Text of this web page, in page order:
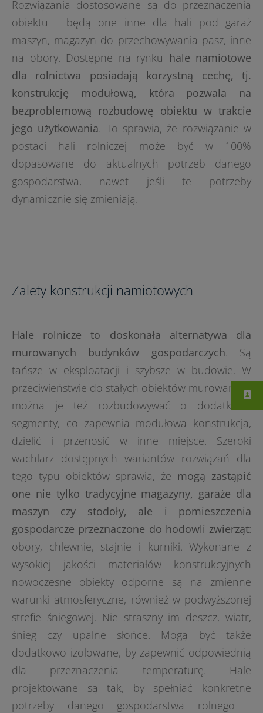
Rozwiązania dostosowane są do przeznaczenia
obiektu - będą one inne dla hali pod garaż
maszyn, magazyn do przechowywania pasz, inne
na obory. Dostępne na rynku hale namiotowe
dla rolnictwa posiadają korzystną cechę, tj.
konstrukcję modułową, która pozwala na
bezproblemową rozbudowę obiektu w trakcie
jego użytkowania. To sprawia, że rozwiązanie w
postaci hali rolniczej może być w 100%
dopasowane do aktualnych potrzeb danego
gospodarstwa, nawet jeśli te potrzeby
dynamicznie się zmieniają.
Zalety konstrukcji namiotowych
Hale rolnicze to doskonała alternatywa dla
murowanych budynków gospodarczych. Są
tańsze w eksploatacji i szybsze w budowie. W
przeciwieństwie do stałych obiektów murowanych
można je też rozbudowywać o dodatkowe
segmenty, co zapewnia modułowa konstrukcja,
dzielić i przenosić w inne miejsce. Szeroki
wachlarz dostępnych wariantów rozwiązań dla
tego typu obiektów sprawia, że mogą zastąpić
one nie tylko tradycyjne magazyny, garaże dla
maszyn czy stodoły, ale i pomieszczenia
gospodarcze przeznaczone do hodowli zwierząt:
obory, chlewnie, stajnie i kurniki. Wykonane z
wysokiej jakości materiałów konstrukcyjnych
nowoczesne obiekty odporne są na zmienne
warunki atmosferyczne, również w podwyższonej
strefie śniegowej. Nie straszny im deszcz, wiatr,
śnieg czy upalne słońce. Mogą być także
dodatkowo izolowane, by zapewnić odpowiednią
dla przeznaczenia temperaturę. Hale
projektowane są tak, by spełniać konkretne
potrzeby danego gospodarstwa rolnego -